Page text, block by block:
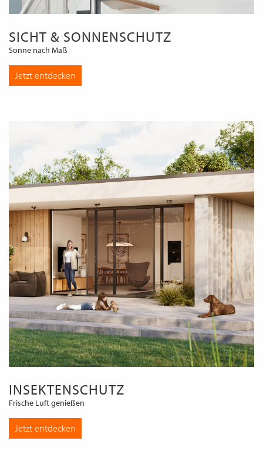
SICHT & SONNENSCHUTZ
Sonne nach Maß
Jetzt entdecken
INSEKTENSCHUTZ
Frische Luft genießen
Jetzt entdecken